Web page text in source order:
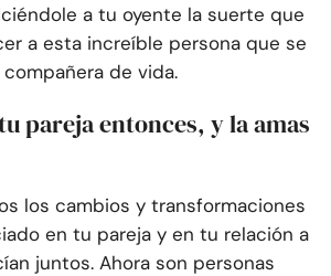
a tu oyente la suerte que
a esta increíble persona que se
de vida.
pareja entonces, y la amas
los cambios y transformaciones
en tu pareja y en tu relación a
juntos. Ahora son personas